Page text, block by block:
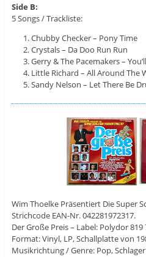
Side B:
5 Songs / Trackliste:
Chubby Checker – Pony Time
Crystals – Da Doo Run Run
Gerry & The Pacemakers –
Little Richard – All Around The
Sandy Nelson – Let There Be
Wim Thoelke Präsentiert Die Super
Strichcode EAN-Nr. 042281972317.
Der Große Preis – Label: Polydor ‎819
Format: Vinyl, LP, Schallplatte von
Musikrichtung / Genre: Pop, Schlager